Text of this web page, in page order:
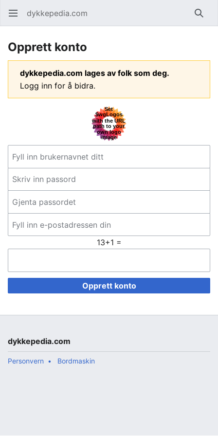
Åpne hovedmenyen dykkepedia.com Søk
Opprett konto
dykkepedia.com lages av folk som deg.
Logg inn for å bidra.
13+1 =
Opprett konto
dykkepedia.com
Personvern Bordmaskin